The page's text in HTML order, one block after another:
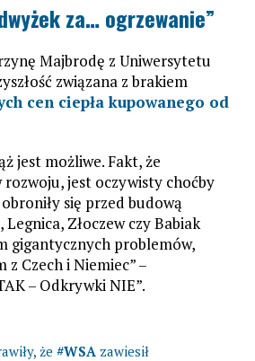
za… ogrzewanie”
Majbrodę z Uniwersytetu
związana z brakiem
cen ciepła kupowanego od
jest możliwe. Fakt, że
jest oczywisty choćby
się przed budową
Złoczew czy Babiak
gigantycznych problemów,
Czech i Niemiec” –
– Odkrywki NIE”.
że #WSA zawiesił